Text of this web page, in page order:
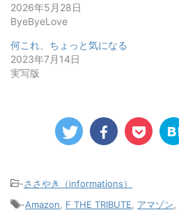
2026年5月28日
ByeByeLove
何これ、ちょっと気になる
2023年7月14日
実写版
-ささやき（informations）
-Amazon F THE TRIBUTE アマゾン